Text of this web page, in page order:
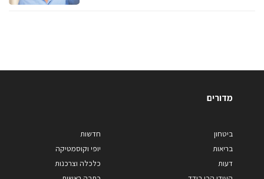
מדורים
ביטחון
בריאות
דעות
חדשות
יופי וקוסמטיקה
כלכלה וצרכנות